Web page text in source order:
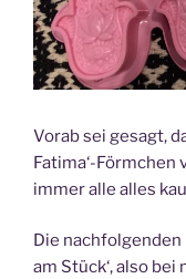
Vorab sei gesagt,
Fatima‘-
immer alle alles
Die nachfolgenden
am Stück‘, also bei